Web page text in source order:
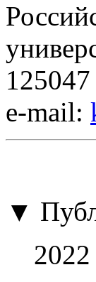
е-mail:
▼
2022